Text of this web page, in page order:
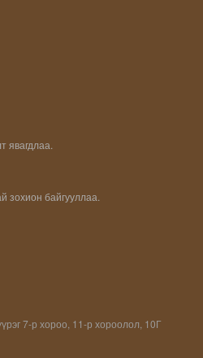
явагдлаа.
зохион байгууллаа.
7-р хороо, 11-р хороолол, 10Г